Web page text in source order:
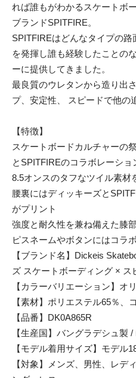
れば誰もがわかるスケートボ
ブランドSPITFIRE。
SPITFIREはどんなタイプの
を発揮し誰も経験したことの
ーに提供してきました。
最良質のウレタンから造り出
プ、安定性、 スピードで他の
【特徴】
スケートボードカルチャーの
とSPITFIREのコラボレーショ
8.5オンスのタフなツイル素材
腰裏にはディッキーズと
がプリント
強度と耐久性を兼ね備えた膝
ピスネームやボタンにはコラ
【ブランド名】Dickeis
ズ スケートボーディング × ス
【カラーバリエーション】オ
【素材】ポリエステル65％、
【品番】DK0A865R
【生産国】バングラデシュ製
【モデル着用サイズ】モデル
【対象】メンズ、男性、レデ